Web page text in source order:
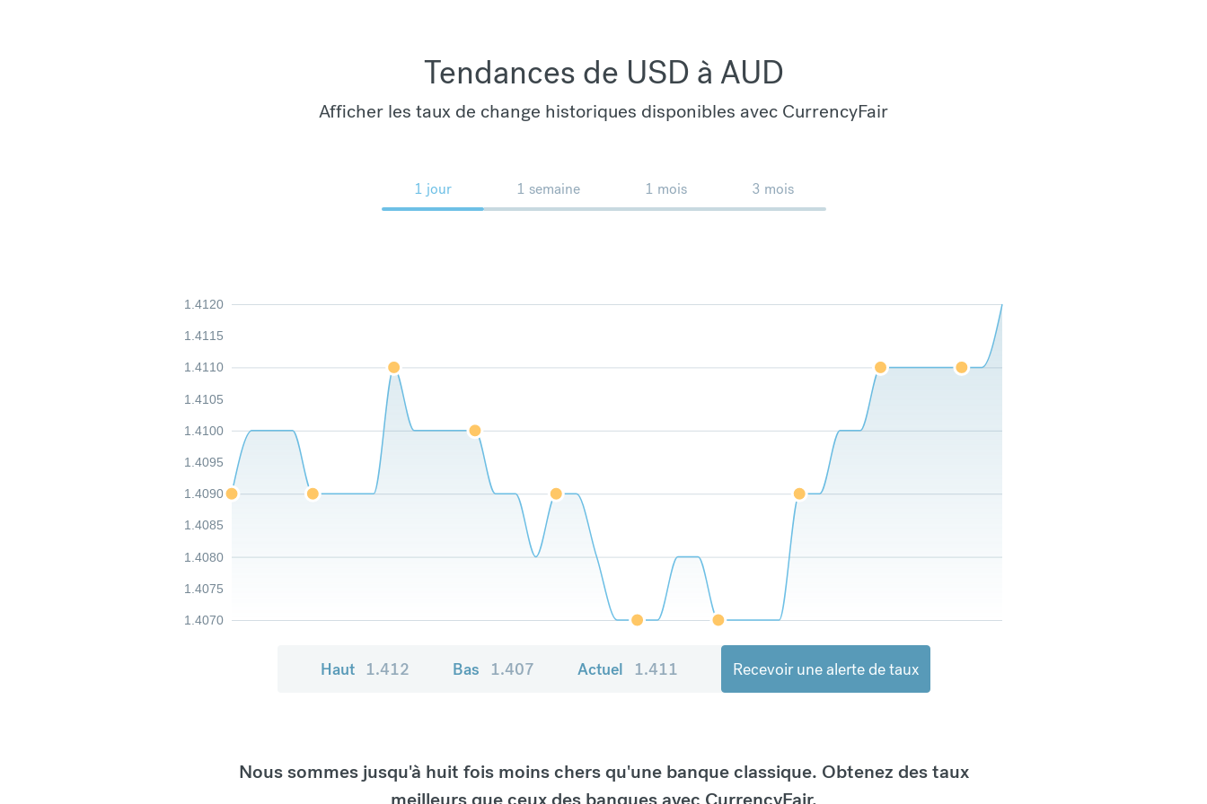
Tendances de USD à AUD
Afficher les taux de change historiques disponibles avec CurrencyFair
1 jour 1 semaine 1 mois 3 mois
1.4070
1.4075
1.4080
1.4085
1.4090
1.4095
1.4100
1.4105
1.4110
1.4115
1.4120
Haut 1.412 Bas 1.407 Actuel 1.411 Recevoir une alerte de taux
Nous sommes jusqu'à huit fois moins chers qu'une banque classique. Obtenez des taux
meilleurs que ceux des banques avec CurrencyFair.